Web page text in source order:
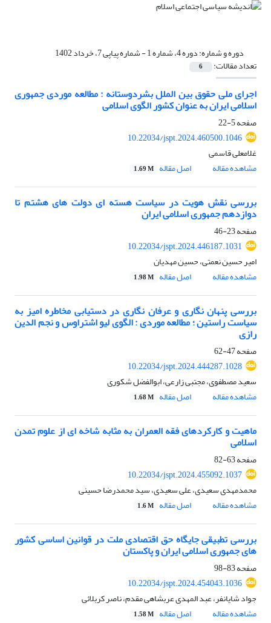
دوره و شماره:دوره 4، شماره 1 - شماره پیاپی 7، خرداد 1402
تعداد مقالات: 6
اجرای ملی حقوق بین الملل بشردوستانه : مطالعه موردی جمهوری
اسلامی ایران به عنوان کشور الگوی اسلامی
صفحه5-22
10.22034/jspt.2024.460500.1046
غلامعلی قاسمی
مشاهده مقاله
اصل مقاله 1.69 M
بررسی نقش هویت در سیاست هسته ای دولت های هشتم تا
دوازدهم جمهوری اسلامی ایران
صفحه23-46
10.22034/jspt.2024.446187.1031
امیر حسین نعمتی، حسین مهدیان
مشاهده مقاله
اصل مقاله 1.98 M
بررسی پنهان نگاری و عرفان نگاری در دستیابی مخاطره امیز به
سیاست راستین ؛ مطالعه موردی : الگوی لیو اشتراوس و نجم الدین
رازی
صفحه47-62
10.22034/jspt.2024.444287.1028
سعید مصطفوی، مجتبی زارعی، ابوالفضل شکوری
مشاهده مقاله
اصل مقاله 1.68 M
ماهیت و کارکردهای فقه العمران به مثابه شاخه ای از علوم تمدن
اسلامی
صفحه63-82
10.22034/jspt.2024.455092.1037
محمدمهدی سعیدی، علی سعیدی، سید محمدرضا حسینی
مشاهده مقاله
اصل مقاله 1.6 M
بررسی تطبیقی جایگاه حق اقتصادی ملت در قوانین اساسی کشور
های جمهوری اسلامی ایران و پاکستان
صفحه83-98
10.22034/jspt.2024.454043.1036
جواد شایانفر، عبد المهدی عربشاهی مقدم، ناصر کربلائی
مشاهده مقاله
اصل مقاله 1.58 M